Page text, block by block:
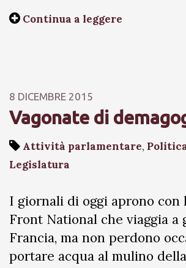
Continua a leggere
8 DICEMBRE 2015
Vagonate di
Attività parlamentare,
Legislatura
I giornali di oggi aprono con
Front National che viaggia a
Francia, ma non perdono
portare acqua al mulino